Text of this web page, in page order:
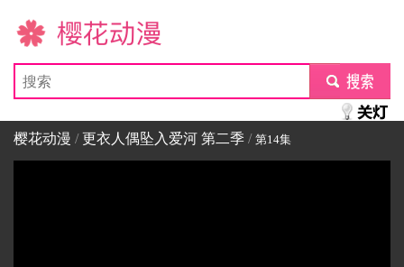
樱花动漫
submit
樱花动漫 /更衣人偶坠入爱河 第二季 / 第14集